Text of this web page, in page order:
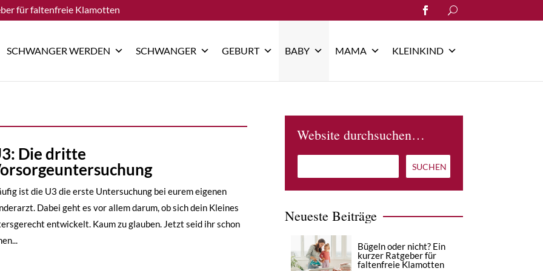
für faltenfreie Klamotten
Search
for:
SCHWANGER WERDEN SCHWANGER GEBURT BABY MAMA KLEINKIND
Die dritte
ist die U3 die erste Untersuchung bei eurem eigenen
Dabei geht es vor allem darum, ob sich dein Kleines
entwickelt. Kaum zu glauben. Jetzt seid ihr schon
Website durchsuchen…
Neueste Beiträge
Bügeln oder nicht? Ein
kurzer Ratgeber für
faltenfreie Klamotten